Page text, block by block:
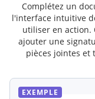
Complétez un
l'interface intuitive
utiliser en action.
ajouter une
pièces jointes et
EXEMPLE